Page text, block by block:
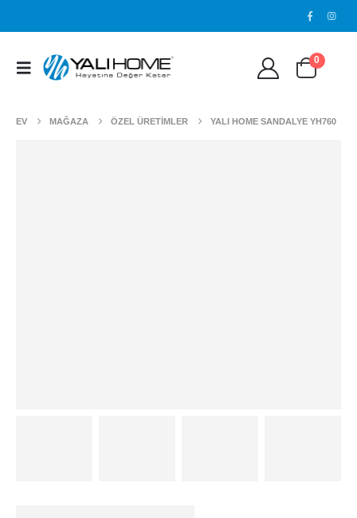
0
EV MAĞAZA ÖZEL ÜRETİMLER YALI HOME SANDALYE YH760